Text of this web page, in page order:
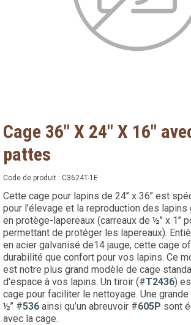
Cage 36" X 24" X 16"
pattes
Code de produit : C3624T-1E
Cette cage pour lapins de 24’’ x 36’’ est
pour l’élevage et la reproduction des
en protège-lapereaux (carreaux de ½’’ x 1’’
permettant de protéger les lapereaux).
en acier galvanisé de14 jauge, cette cage
durabilité que confort pour vos lapins. Ce
est notre plus grand modèle de cage
d'espace à vos lapins. Un tiroir (#T2436)
cage pour faciliter le nettoyage. Une
½’’ #536 ainsi qu’un abreuvoir #605P sont
avec la cage.